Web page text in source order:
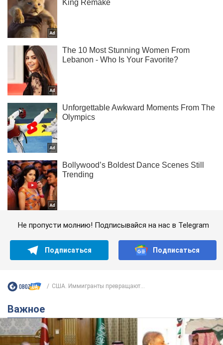
Не пропусти молнию! Подписывайся на нас в Telegram
Подписаться Подписаться
США. Иммигранты превращают...
Важное